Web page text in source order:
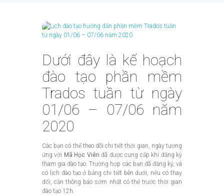
Dưới đây là kế hoạch
đào tạo phần mềm
Trados tuần từ ngày
01/06 – 07/06 năm
2020
Các bạn có thể theo dõi chi tiết thời gian, ngày tương
ứng với Mã Học Viên đã được cung cấp khi đăng ký
tham gia đào tạo. Trường hợp các bạn đã đăng ký, và
có lịch đào tạo ở bảng chi tiết bên dưới, nếu có thay
đổi, cần thông báo sớm nhất có thể trước thời gian
đào tạo 12h.